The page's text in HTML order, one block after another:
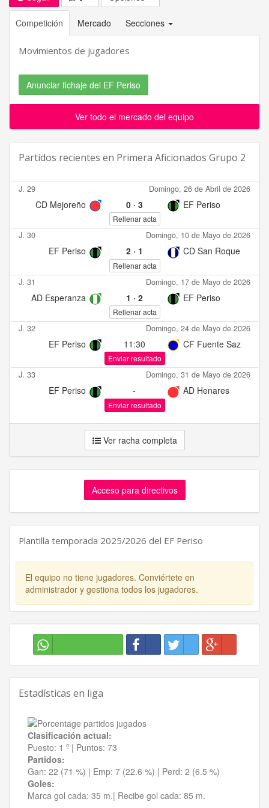
Competición Mercado Secciones
Movimientos de jugadores
Anunciar fichaje del EF Periso
Ver todo el mercado del equipo
Partidos recientes en Primera Aficionados Grupo 2
J. 29 Domingo, 26 de Abril de 2026
CD Mejoreño 0· 3 EF Periso
Rellenar acta
J. 30 Domingo, 10 de Mayo de 2026
EF Periso 2· 1 CD San Roque
Rellenar acta
J. 31 Domingo, 17 de Mayo de 2026
AD Esperanza 1 · 2 EF Periso
Rellenar acta
J. 32 Domingo, 24 de Mayo de 2026
EF Periso 11:30 CF Fuente Saz
Enviar resultado
J. 33 Domingo, 31 de Mayo de 2026
EF Periso - AD Henares
Enviar resultado
Ver racha completa
Acceso para directivos
Plantilla temporada 2025/2026 del EF Periso
El equipo no tiene jugadores. Conviértete en
administrador y gestiona todos los jugadores.
Estadísticas en liga
Clasificación actual:
Puesto: 1 º | Puntos: 73
Partidos:
Gan: 22 (71 %) | Emp: 7 (22.6 %) | Perd: 2 (6.5 %)
Goles:
Marca gol cada: 35 m.| Recibe gol cada: 85 m.